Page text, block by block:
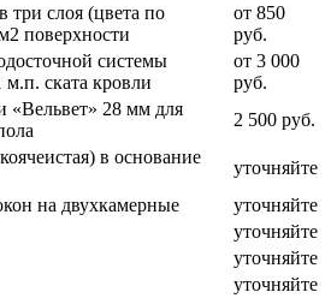
три слоя (цвета по
поверхности
от 850
руб.
системы
ската кровли
от 3 000
руб.
«Вельвет» 28 мм для
2 500 руб.
в основание
уточняйте
на двухкамерные
уточняйте
уточняйте
уточняйте
уточняйте